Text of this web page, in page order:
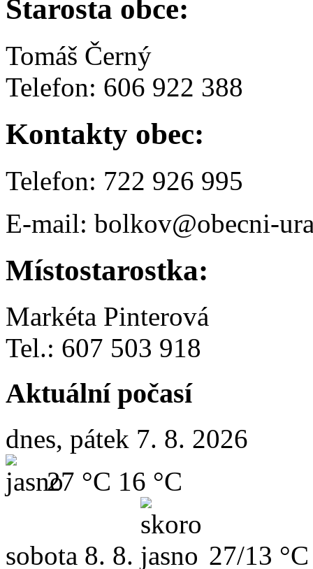
Starosta obce:
Tomáš Černý
Telefon: 606 922 388
Kontakty obec:
Telefon: 722 926 995
E-mail: bolkov@obecni-
Místostarostka:
Markéta Pinterová
Tel.: 607 503 918
Aktuální počasí
dnes, pátek 7. 8. 2026
27 °C 16 °C
sobota 8. 8. 27/13 °C